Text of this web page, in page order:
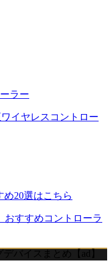
ラー
イヤレスコントロー
め20選はこちら
おすすめコントローラ
バイスまとめ【ad】